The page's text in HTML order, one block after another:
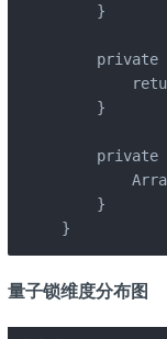
    }
private
    }
private
    }
}
量子锁维度分布图